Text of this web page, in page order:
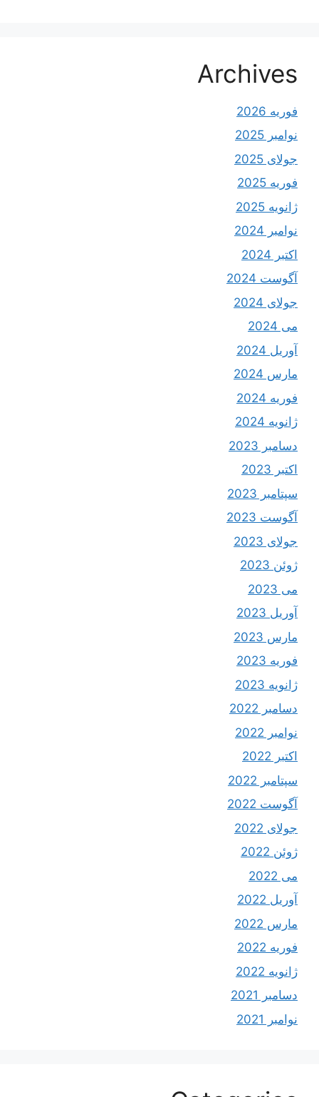
Archives
فوریه 2026
نوامبر 2025
جولای 2025
فوریه 2025
ژانویه 2025
نوامبر 2024
اکتبر 2024
آگوست 2024
جولای 2024
می 2024
آوریل 2024
مارس 2024
فوریه 2024
ژانویه 2024
دسامبر 2023
اکتبر 2023
سپتامبر 2023
آگوست 2023
جولای 2023
ژوئن 2023
می 2023
آوریل 2023
مارس 2023
فوریه 2023
ژانویه 2023
دسامبر 2022
نوامبر 2022
اکتبر 2022
سپتامبر 2022
آگوست 2022
جولای 2022
ژوئن 2022
می 2022
آوریل 2022
مارس 2022
فوریه 2022
ژانویه 2022
دسامبر 2021
نوامبر 2021